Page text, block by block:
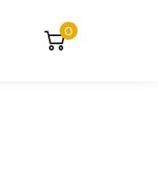
0